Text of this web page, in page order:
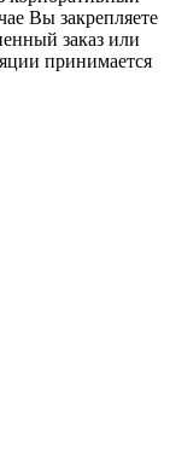
Вы закрепляете
заказ или
принимается